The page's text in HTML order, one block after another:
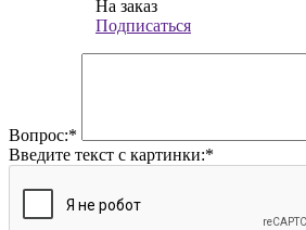
На заказ
Подписаться
Вопрос:*
Введите текст с картинки:*